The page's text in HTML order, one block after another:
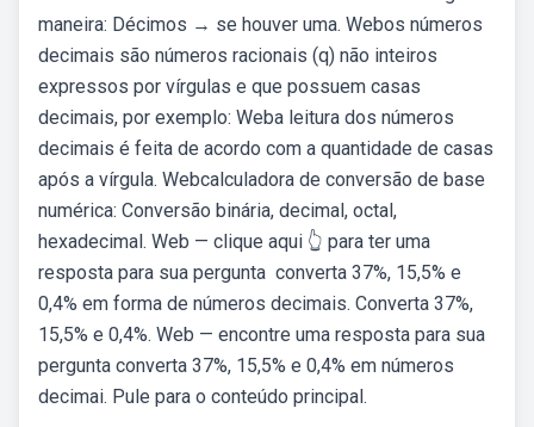
maneira: Décimos → se houver uma. Webos números
decimais são números racionais (q) não inteiros
expressos por vírgulas e que possuem casas
decimais, por exemplo: Weba leitura dos números
decimais é feita de acordo com a quantidade de casas
após a vírgula. Webcalculadora de conversão de base
numérica: Conversão binária, decimal, octal,
hexadecimal. Web — clique aqui 👆 para ter uma
resposta para sua pergunta ️ converta 37%, 15,5% e
0,4% em forma de números decimais. Converta 37%,
15,5% e 0,4%. Web — encontre uma resposta para sua
pergunta converta 37%, 15,5% e 0,4% em números
decimai. Pule para o conteúdo principal.